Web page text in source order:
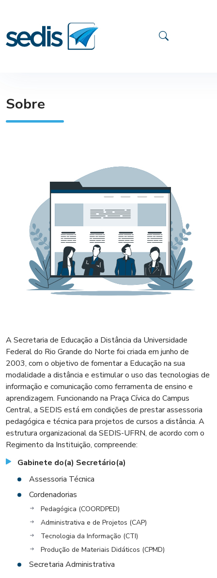
Sobre
A Secretaria de Educação a Distância da Universidade
Federal do Rio Grande do Norte foi criada em junho de
2003, com o objetivo de fomentar a Educação na sua
modalidade a distância e estimular o uso das tecnologias de
informação e comunicação como ferramenta de ensino e
aprendizagem. Funcionando na Praça Cívica do Campus
Central, a SEDIS está em condições de prestar assessoria
pedagógica e técnica para projetos de cursos a distância. A
estrutura organizacional da SEDIS-UFRN, de acordo com o
Regimento da Instituição, compreende:
Gabinete do(a) Secretário(a)
Assessoria Técnica
Cordenadorias
Pedagógica (COORDPED)
Administrativa e de Projetos (CAP)
Tecnologia da Informação (CTI)
Produção de Materiais Didáticos (CPMD)
Secretaria Administrativa